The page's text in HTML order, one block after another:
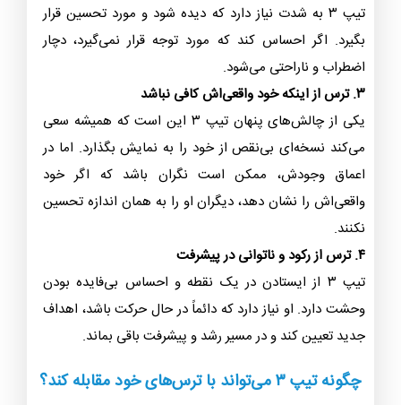
تیپ ۳ به شدت نیاز دارد که دیده شود و مورد تحسین قرار
بگیرد. اگر احساس کند که مورد توجه قرار نمی‌گیرد، دچار
اضطراب و ناراحتی می‌شود.
۳. ترس از اینکه خود واقعی‌اش کافی نباشد
یکی از چالش‌های پنهان تیپ ۳ این است که همیشه سعی
می‌کند نسخه‌ای بی‌نقص از خود را به نمایش بگذارد. اما در
اعماق وجودش، ممکن است نگران باشد که اگر خود
واقعی‌اش را نشان دهد، دیگران او را به همان اندازه تحسین
نکنند.
۴. ترس از رکود و ناتوانی در پیشرفت
تیپ ۳ از ایستادن در یک نقطه و احساس بی‌فایده بودن
وحشت دارد. او نیاز دارد که دائماً در حال حرکت باشد، اهداف
جدید تعیین کند و در مسیر رشد و پیشرفت باقی بماند.
چگونه تیپ ۳ می‌تواند با ترس‌های خود مقابله کند؟